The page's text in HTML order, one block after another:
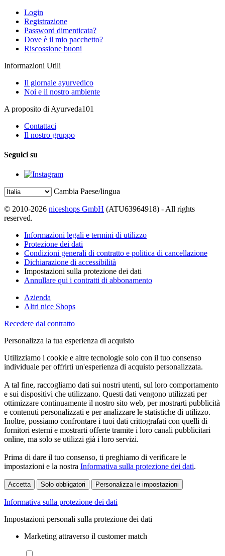
Login
Registrazione
Password dimenticata?
Dove è il mio pacchetto?
Riscossione buoni
Informazioni Utili
Il giornale ayurvedico
Noi e il nostro ambiente
A proposito di Ayurveda101
Contattaci
Il nostro gruppo
Seguici su
Cambia Paese/lingua
© 2010-2026 niceshops GmbH (ATU63964918) - All rights
reserved.
Informazioni legali e termini di utilizzo
Protezione dei dati
Condizioni generali di contratto e politica di cancellazione
Dichiarazione di accessibilità
Impostazioni sulla protezione dei dati
Annullare qui i contratti di abbonamento
Azienda
Altri nice Shops
Recedere dal contratto
Personalizza la tua esperienza di acquisto
Utilizziamo i cookie e altre tecnologie solo con il tuo consenso
individuale per offrirti un'esperienza di acquisto personalizzata.
A tal fine, raccogliamo dati sui nostri utenti, sul loro comportamento
e sui dispositivi che utilizzano. Questi dati vengono utilizzati per
ottimizzare continuamente il nostro sito web, per mostrarti pubblicità
e contenuti personalizzati e per analizzare le statistiche di utilizzo.
Inoltre, possiamo confrontare i tuoi dati crittografati con quelli di
fornitori esterni e mostrarti offerte tramite i loro canali pubblicitari
online, ma solo se utilizzi già i loro servizi.
Prima di dare il tuo consenso, ti preghiamo di verificare le
impostazioni e la nostra Informativa sulla protezione dei dati.
Accetta Solo obbligatori Personalizza le impostazioni
Informativa sulla protezione dei dati
Impostazioni personali sulla protezione dei dati
Marketing attraverso il customer match